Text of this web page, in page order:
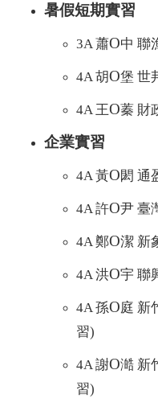
暑假短期實習
3A 蕭O中 聯
4A 胡O堡 世
4A 王O蓁 財
企業實習
4A 黃O閎 通
4A 許O尹 臺
4A 鄭O潔 新
4A 洪O宇 聯
4A 孫O庭 新
習)
4A 謝O澔 新
習)